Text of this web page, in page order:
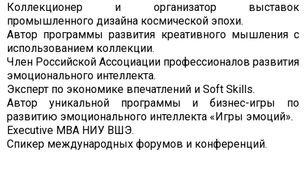
Коллекционер и организатор выставок
промышленного дизайна космической эпохи.
Автор программы развития креативного мышления с
использованием коллекции.
Член Российской Ассоциации профессионалов развития
эмоционального интеллекта.
Эксперт по экономике впечатлений и Soft Skills.
Автор уникальной программы и бизнес-игры по
развитию эмоционального интеллекта «Игры эмоций».
Executive MBA НИУ ВШЭ.
Спикер международных форумов и конференций.